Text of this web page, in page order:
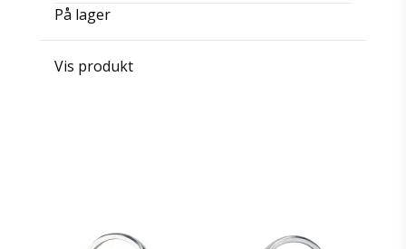
På lager
Vis produkt